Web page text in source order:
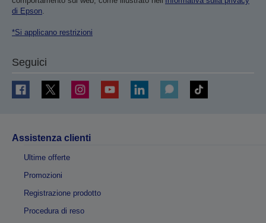
di Epson
*Si applicano restrizioni
Seguici
Assistenza clienti
Ultime offerte
Promozioni
Registrazione prodotto
Procedura di reso